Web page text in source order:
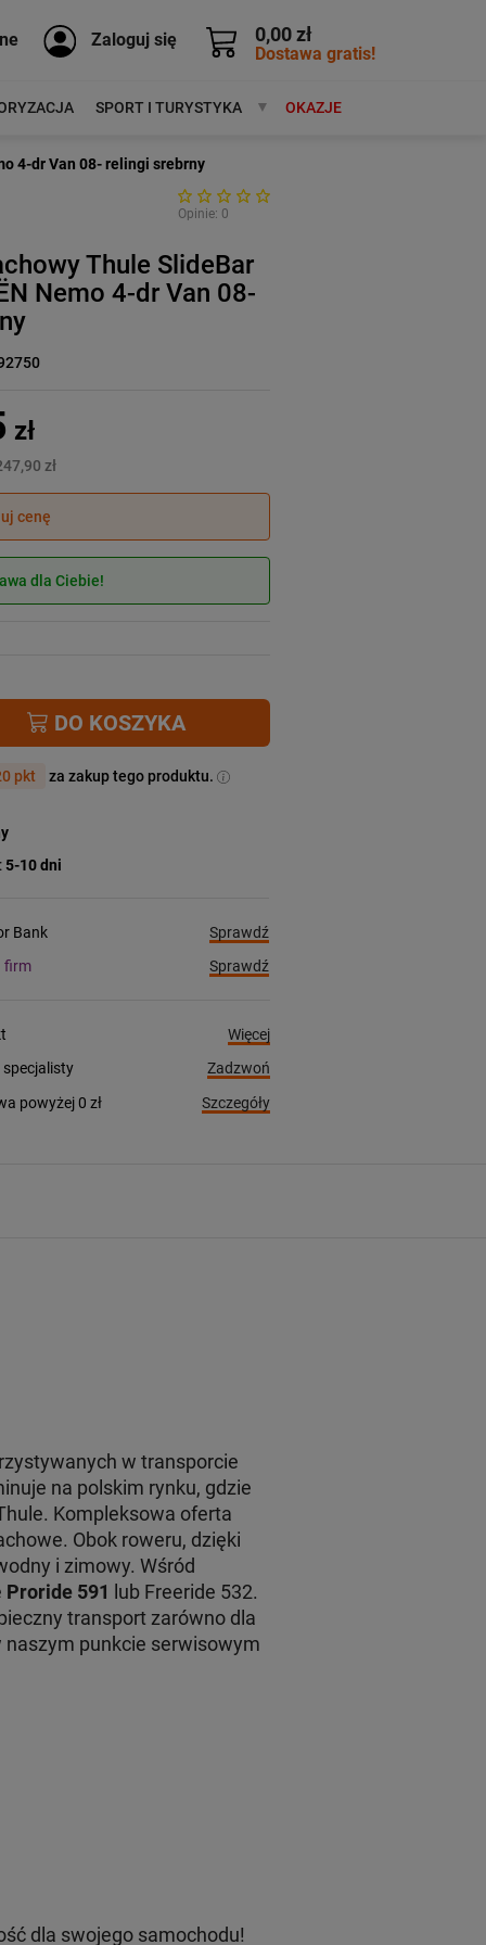
0,00 zł
Dostawa gratis!
Zaloguj się
SPORT I TURYSTYKA MARKIOKAZJE
4-dr Van 08- relingi srebrny
Opinie: 0
Thule SlideBar
Nemo 4-dr Van 08-
zł
zł
cenę
dla Ciebie!
DO KOSZYKA
pkt za zakup tego produktu.
5-10 dni
Bank
Sprawdź
firm
Sprawdź
Więcej
Zadzwoń
powyżej 0 zł
Szczegóły
w transporcie
na polskim rynku, gdzie
Kompleksowa oferta
Obok roweru, dzięki
i zimowy. Wśród
Proride 591 lub Freeride 532.
transport zarówno dla
punkcie serwisowym
dla swojego samochodu!